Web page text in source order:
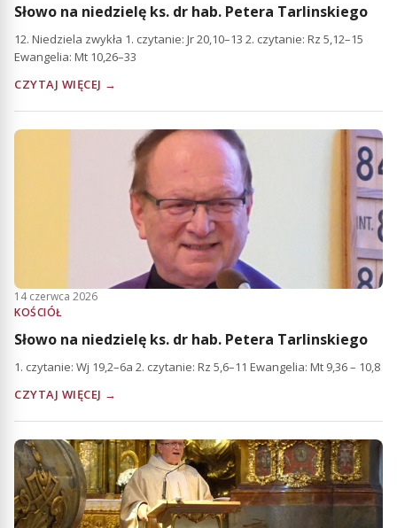
Słowo na niedzielę ks. dr hab. Petera Tarlinskiego
12. Niedziela zwykła 1. czytanie: Jr 20,10–13 2. czytanie: Rz 5,12–15
Ewangelia: Mt 10,26–33
CZYTAJ WIĘCEJ →
14 czerwca 2026
KOŚCIÓŁ
Słowo na niedzielę ks. dr hab. Petera Tarlinskiego
1. czytanie: Wj 19,2–6a 2. czytanie: Rz 5,6–11 Ewangelia: Mt 9,36 – 10,8
CZYTAJ WIĘCEJ →